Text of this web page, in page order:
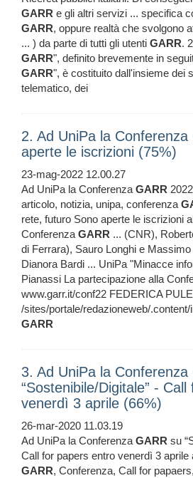
GARR e gli altri servizi ... specifica
GARR, oppure realtà che svolgono
... ) da parte di tutti gli utenti GARR.
GARR", definito brevemente in
GARR", è costituito dall'insieme dei
telematico, dei
2. Ad UniPa la Conferenza
aperte le iscrizioni (75%)
23-mag-2022 12.00.27
Ad UniPa la ConferenzaGARR
articolo, notizia, unipa, conferenza
rete, futuro Sono aperte le iscrizioni
ConferenzaGARR ... (CNR),
di Ferrara), Sauro Longhi e
Dianora Bardi ... UniPa "Minacce
Pianassi La partecipazione alla
www.garr.it/conf22 FEDERICA
/sites/portale/redazioneweb/
GARR
3. Ad UniPa la Conferenza
“Sostenibile/Digitale” -
venerdì 3 aprile (66%)
26-mar-2020 11.03.19
Ad UniPa la ConferenzaGARR su
Call for papers entro venerdì 3 aprile
GARR, Conferenza, Call for